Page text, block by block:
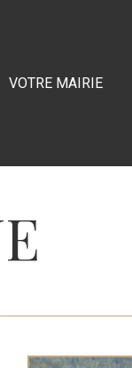
VOTRE MAIRIE